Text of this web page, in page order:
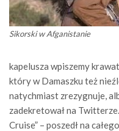
Sikorski w Afganistanie
kapelusza wpiszemy
który w Damaszku też
natychmiast zrezygnuje,
zadekretował na
Cruise” – poszedł na